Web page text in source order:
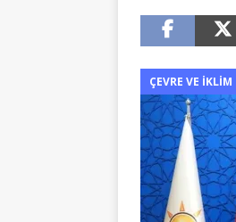
ÇEVRE VE İKLIM